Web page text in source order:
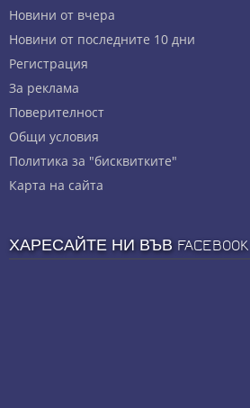
Новини от вчера
Новини от последните 10 дни
Регистрация
За реклама
Πoвepитeлнocт
Общи условия
Политика за "бисквитките"
Карта на сайта
ХАРЕСАЙТЕ НИ ВЪВ FACEBOOK